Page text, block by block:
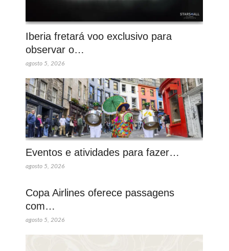
Iberia fretará voo exclusivo para
observar o…
agosto 5, 2026
Eventos e atividades para fazer…
agosto 5, 2026
Copa Airlines oferece passagens
com…
agosto 5, 2026